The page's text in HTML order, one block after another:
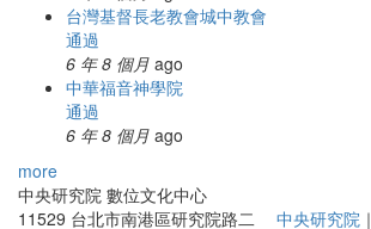
台灣基督長老教會城中教會
通過
6 年 8 個月 ago
中華福音神學院
通過
6 年 8 個月 ago
more
中央研究院 數位文化中心
11529 台北市南港區研究院路二
中央研究院｜